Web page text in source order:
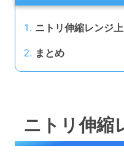
ニトリ伸縮レンジ
まとめ
ニトリ伸縮